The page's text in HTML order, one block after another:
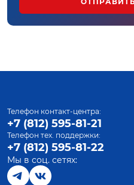
Телефон контакт-центра:
+7 (812) 595-81-21
Телефон тех. поддержки:
+7 (812) 595-81-22
Мы в соц. сетях: